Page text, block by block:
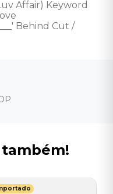
Affair) Keyword
Behind Cut /